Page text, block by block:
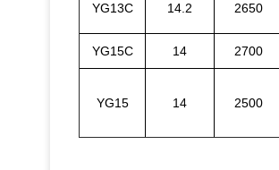
YG13C 14.2 2650
YG15C
14 2700
YG15 14 2500